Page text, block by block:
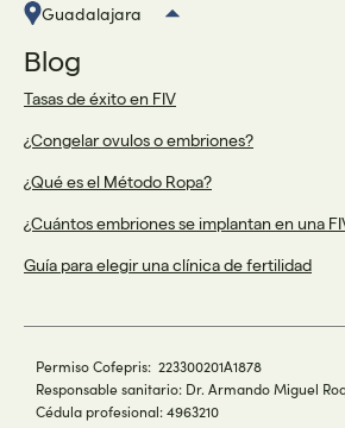
Guadalajara
Blog
Tasas de éxito en FIV
¿Congelar ovulos o embriones?
¿Qué es el Método Ropa?
¿Cuántos embriones se implantan en una
Guía para elegir una clínica de fertilidad
Permiso Cofepris: 223300201A1878
Responsable sanitario: Dr. Armando Miguel
Cédula profesional: 4963210